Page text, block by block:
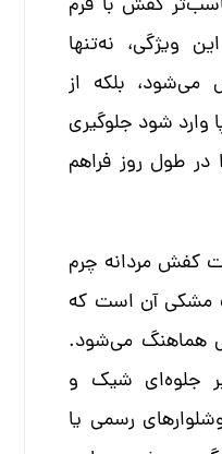
ویژگی، نه‌تنها
می‌شود، بلکه از
شود جلوگیری
در طول روز فراهم
کفش مردانه چرم
مشکی آن است که
هماهنگ می‌شود.
جلوه‌ای شیک و
رسمی یا